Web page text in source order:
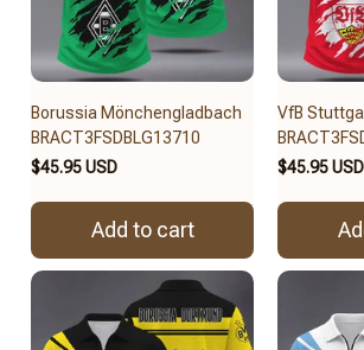
Borussia Mönchengladbach
BRACT3FSDBLG13710
$45.95 USD
Add to cart
VfB
$45.95 USD